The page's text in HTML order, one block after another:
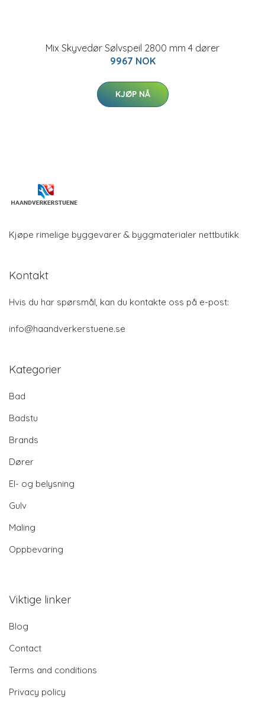
Mix Skyvedør Sølvspeil 2800 mm 4 dører
9967 NOK
KJØP NÅ
Kjøpe rimelige byggevarer & byggmaterialer nettbutikk
Kontakt
Hvis du har spørsmål, kan du kontakte oss på e-post:
info@haandverkerstuene.se
Kategorier
Bad
Badstu
Brands
Dører
El- og belysning
Gulv
Maling
Oppbevaring
Viktige linker
Blog
Contact
Terms and conditions
Privacy policy